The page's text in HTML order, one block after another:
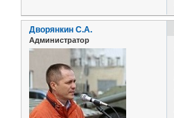
Дворянкин С.А.
Администратор